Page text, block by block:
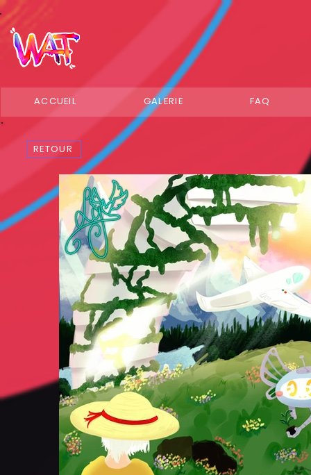
ACCUEIL GALERIE FAQ
RETOUR